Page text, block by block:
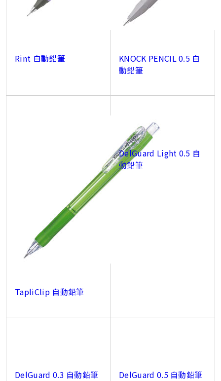
Rint 自動鉛筆
KNOCK PENCIL 0.5 自
動鉛筆
TapliClip 自動鉛筆
DelGuard Light 0.5 自
動鉛筆
DelGuard 0.3 自動鉛筆 DelGuard 0.5 自動鉛筆